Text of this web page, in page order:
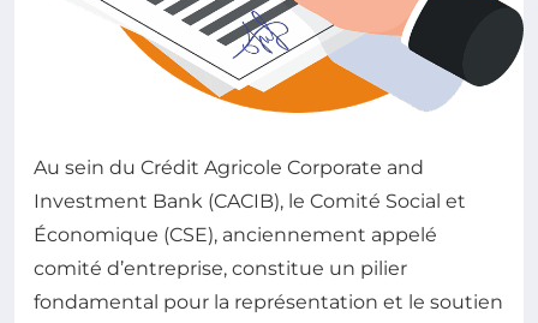
Au sein du Crédit Agricole Corporate and
Investment Bank (CACIB), le Comité Social et
Économique (CSE), anciennement appelé
comité d’entreprise, constitue un pilier
fondamental pour la représentation et le soutien